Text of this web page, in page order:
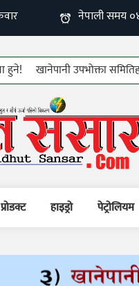
खानेपानी उपभोक्ता समितिहरुको
प्रोडक्ट हाइड्रो पेट्रोलियम